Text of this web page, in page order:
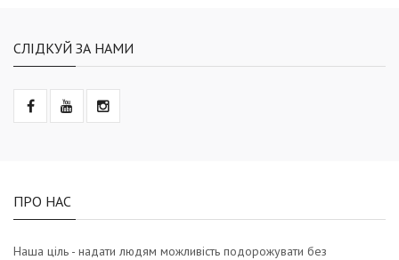
СЛІДКУЙ ЗА НАМИ
ПРО НАС
Наша ціль - надати людям можливість подорожувати без